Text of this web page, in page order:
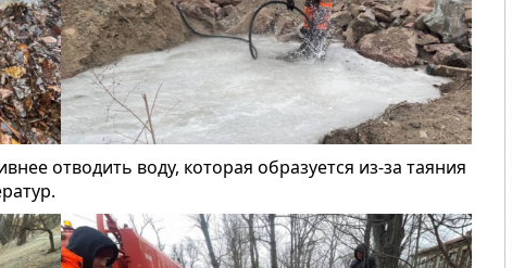
отводить воду, которая образуется из-за таяния